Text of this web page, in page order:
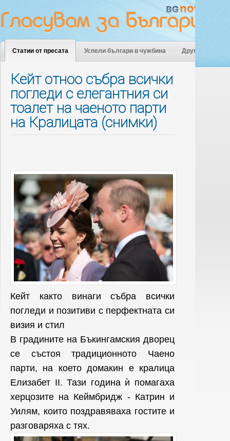
Статии от пресата Успели българи в чужбина Други
Кейт отноо събра всички
погледи с елегантния си
тоалет на чаеното парти
на Кралицата (снимки)
Кейт както винаги събра всички
погледи и позитиви с перфектната си
визия и стил
В градините на Бъкингамския дворец
се състоя традиционното Чаено
парти, на което домакин е кралица
Елизабет II. Тази година ѝ помагаха
херцозите на Кеймбридж - Катрин и
Уилям, които поздравяваха гостите и
разговаряха с тях.